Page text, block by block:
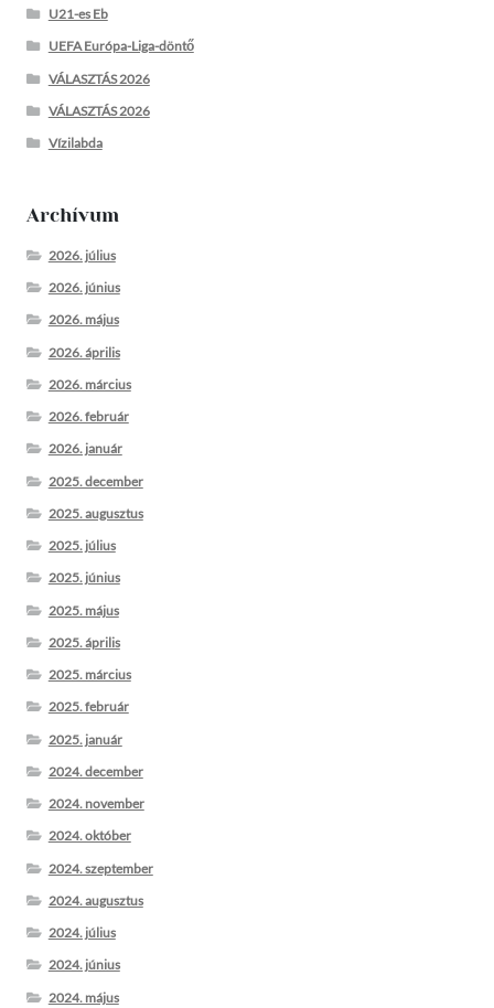
U21-es Eb
UEFA Európa-Liga-döntő
VÁLASZTÁS 2026
VÁLASZTÁS 2026
Vízilabda
Archívum
2026. július
2026. június
2026. május
2026. április
2026. március
2026. február
2026. január
2025. december
2025. augusztus
2025. július
2025. június
2025. május
2025. április
2025. március
2025. február
2025. január
2024. december
2024. november
2024. október
2024. szeptember
2024. augusztus
2024. július
2024. június
2024. május